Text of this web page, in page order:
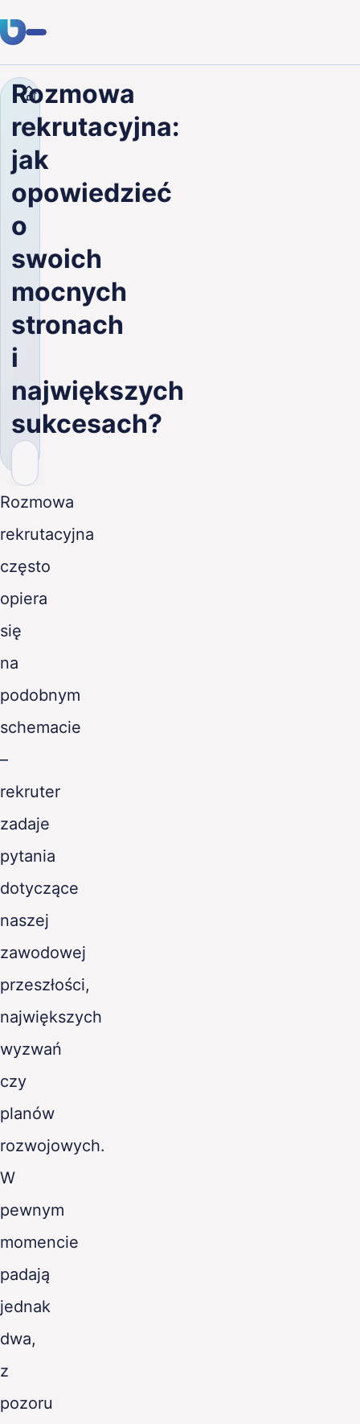
Usługi
Klienci
Branże
O nas
Kariera
Firma Blog
Rozmowa
rekrutacyjna:
jak
opowiedzieć
o
swoich
mocnych
stronach
i
największych
sukcesach?
Rozmowa
rekrutacyjna
często
opiera
się
na
podobnym
schemacie
–
rekruter
zadaje
pytania
dotyczące
naszej
zawodowej
przeszłości,
największych
wyzwań
czy
planów
rozwojowych.
W
pewnym
momencie
padają
jednak
dwa,
z
pozoru